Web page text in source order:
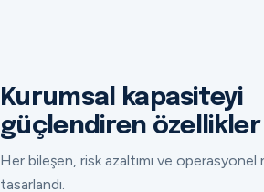
Kurumsal kapasiteyi
güçlendiren özellikler
Her bileşen, risk azaltımı ve operasyonel
tasarlandı.